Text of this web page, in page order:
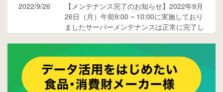
2022/9/26
【メンテナンス完了のお知らせ】2022年9月
26日（月）午前9:00 ~ 10:00に実施しており
ましたサーバーメンテナンスは正常に完了し
ご覧ください。
2015/10/19
ウレコンのサイト機能を大幅バージョンアッ
プ。詳細はこちら。⇒告知ページへ